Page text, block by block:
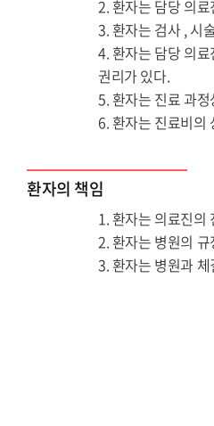
환자는 담당 의
환자는 검사 , 시
환자는 담당 의
권리가 있다.
환자는 진료 과
환자는 진료비의
환자의 책임
환자는 의료진의
환자는 병원의
환자는 병원과